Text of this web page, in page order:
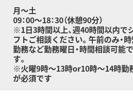
月～土
09：00～18：30（休憩90分）
※1日3時間以上、週40時間以内で
フトご相談ください。午前のみ・
勤務など勤務曜日・時間相談可能で
す。
※火曜9時～13時or10時～14時勤
が必須です